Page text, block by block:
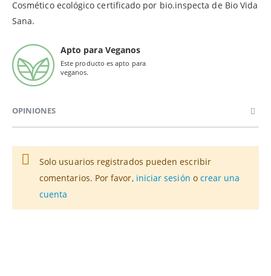
Cosmético ecológico certificado por bio.inspecta de Bio Vida
Sana.
Apto para Veganos
Este producto es apto para
veganos.
OPINIONES
Solo usuarios registrados pueden escribir
comentarios. Por favor, iniciar sesión o crear una
cuenta